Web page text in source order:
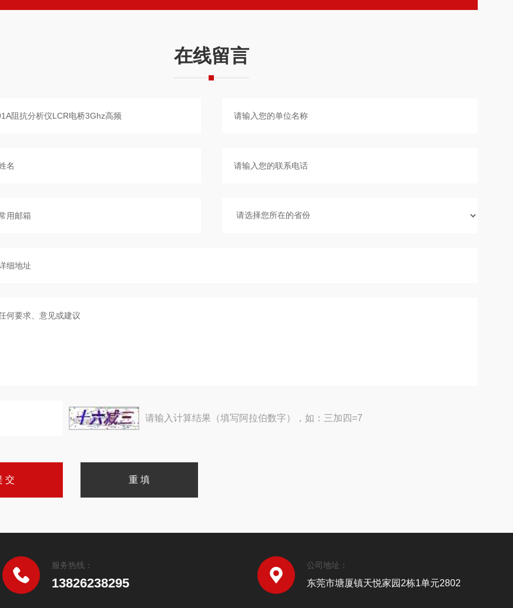
在线留言
请输入计算结果（填写阿拉伯数字），如：三加四=7
服务热线：
13826238295
公司地址：
东莞市塘厦镇天悦家园2栋1单元2802